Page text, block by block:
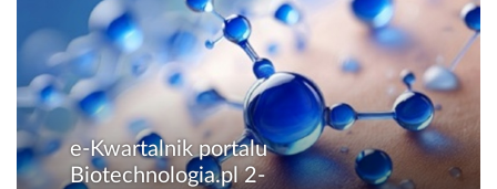
e-Kwartalnik portalu
Biotechnologia.pl 2-